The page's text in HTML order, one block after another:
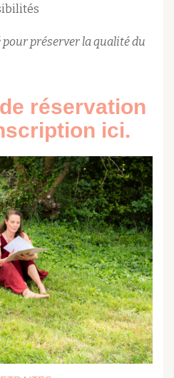
préserver la qualité du
réservation
ici.